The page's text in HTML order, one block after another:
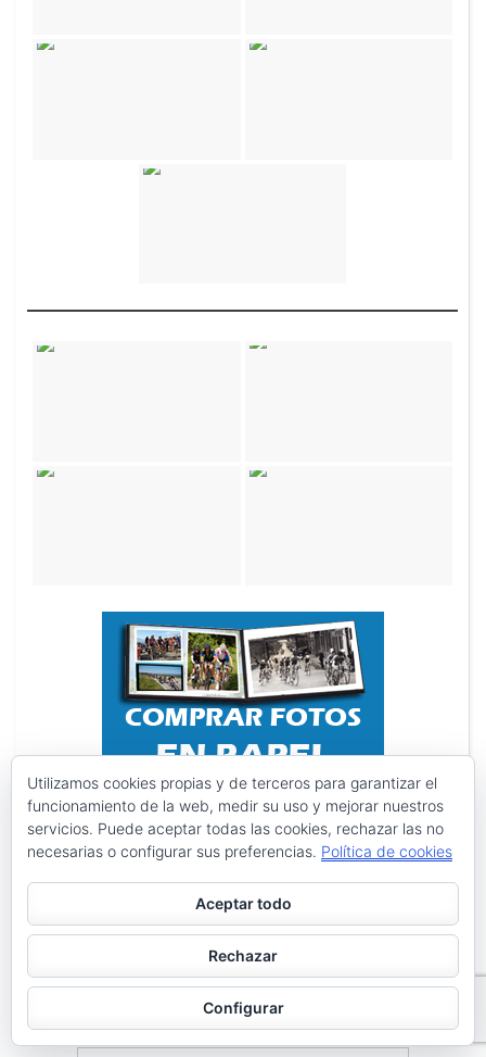
Search
Utilizamos cookies propias y de terceros para garantizar el
funcionamiento de la web, medir su uso y mejorar nuestros
servicios. Puede aceptar todas las cookies, rechazar las no
necesarias o configurar sus preferencias. Política de cookies
Aceptar todo
Rechazar
Configurar